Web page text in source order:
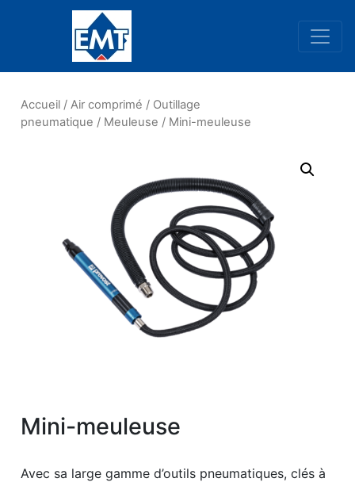
Navigation principale
Accueil /Air comprimé / Outillage
pneumatique / Meuleuse / Mini-meuleuse
Mini-meuleuse
Avec sa large gamme d’outils pneumatiques, clés à